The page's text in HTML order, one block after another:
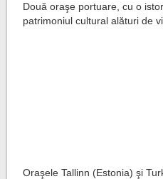
Două oraşe portuare, cu o
patrimoniul cultural alături de
Oraşele Tallinn (Estonia) şi